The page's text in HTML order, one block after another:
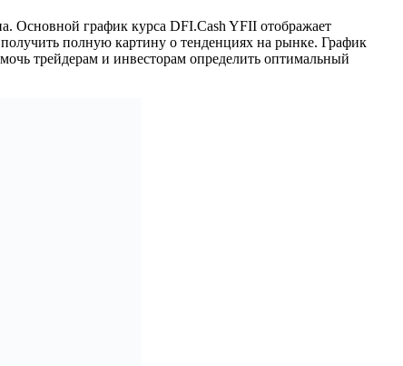
Основной график курса DFI.Cash YFII отображает
полную картину о тенденциях на рынке. График
трейдерам и инвесторам определить оптимальный